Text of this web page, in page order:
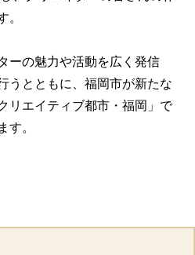
。
ーの魅力や活動を広く発信
うとともに、福岡市が新たな
リエイティブ都市・福岡」で
す。